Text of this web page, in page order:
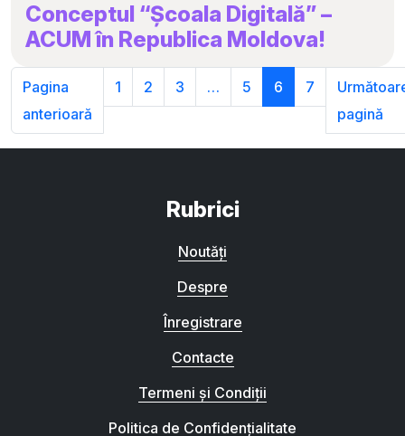
Conceptul “Școala Digitală” –
ACUM în Republica Moldova!
Pagina
anterioară
1 2 3 … 5 6 7
pagină
Rubrici
Noutăți
Despre
Înregistrare
Contacte
Termeni și Condiții
Politica de Confidențialitate